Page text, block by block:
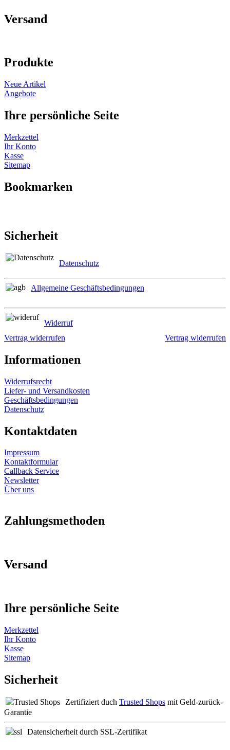
Versand
Produkte
Neue Artikel
Angebote
Ihre persönliche Seite
Merkzettel
Ihr Konto
Kasse
Sitemap
Bookmarken
Sicherheit
Datenschutz
Allgemeine Geschäftsbedingungen
Widerruf
Vertrag widerrufen
Vertrag widerrufen
Informationen
Widerrufsrecht
Liefer- und Versandkosten
Geschäftsbedingungen
Datenschutz
Kontaktdaten
Impressum
Kontaktformular
Callback Service
Newsletter
Über uns
Zahlungsmethoden
Versand
Ihre persönliche Seite
Merkzettel
Ihr Konto
Kasse
Sitemap
Sicherheit
Zertifiziert duch Trusted Shops mit Geld-zurück-
Garantie
Datensicherheit durch SSL-Zertifikat